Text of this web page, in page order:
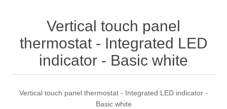
Vertical touch panel
thermostat - Integrated LED
indicator - Basic white
Vertical touch panel thermostat - Integrated LED indicator -
Basic white